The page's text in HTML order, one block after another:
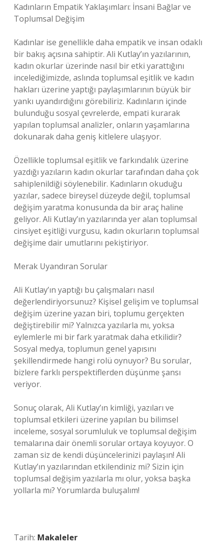
Kadınların Empatik Yaklaşımları: İnsani Bağlar ve
Toplumsal Değişim
Kadınlar ise genellikle daha empatik ve insan odaklı
bir bakış açısına sahiptir. Ali Kutlay’ın yazılarının,
kadın okurlar üzerinde nasıl bir etki yarattığını
incelediğimizde, aslında toplumsal eşitlik ve kadın
hakları üzerine yaptığı paylaşımlarının büyük bir
yankı uyandırdığını görebiliriz. Kadınların içinde
bulunduğu sosyal çevrelerde, empati kurarak
yapılan toplumsal analizler, onların yaşamlarına
dokunarak daha geniş kitlelere ulaşıyor.
Özellikle toplumsal eşitlik ve farkındalık üzerine
yazdığı yazıların kadın okurlar tarafından daha çok
sahiplenildiği söylenebilir. Kadınların okuduğu
yazılar, sadece bireysel düzeyde değil, toplumsal
değişim yaratma konusunda da bir araç haline
geliyor. Ali Kutlay’ın yazılarında yer alan toplumsal
cinsiyet eşitliği vurgusu, kadın okurların toplumsal
değişime dair umutlarını pekiştiriyor.
Merak Uyandıran Sorular
Ali Kutlay’ın yaptığı bu çalışmaları nasıl
değerlendiriyorsunuz? Kişisel gelişim ve toplumsal
değişim üzerine yazan biri, toplumu gerçekten
değiştirebilir mi? Yalnızca yazılarla mı, yoksa
eylemlerle mi bir fark yaratmak daha etkilidir?
Sosyal medya, toplumun genel yapısını
şekillendirmede hangi rolü oynuyor? Bu sorular,
bizlere farklı perspektiflerden düşünme şansı
veriyor.
Sonuç olarak, Ali Kutlay’ın kimliği, yazıları ve
toplumsal etkileri üzerine yapılan bu bilimsel
inceleme, sosyal sorumluluk ve toplumsal değişim
temalarına dair önemli sorular ortaya koyuyor. O
zaman siz de kendi düşüncelerinizi paylaşın! Ali
Kutlay’ın yazılarından etkilendiniz mi? Sizin için
toplumsal değişim yazılarla mı olur, yoksa başka
yollarla mı? Yorumlarda buluşalım!
Tarih: Makaleler